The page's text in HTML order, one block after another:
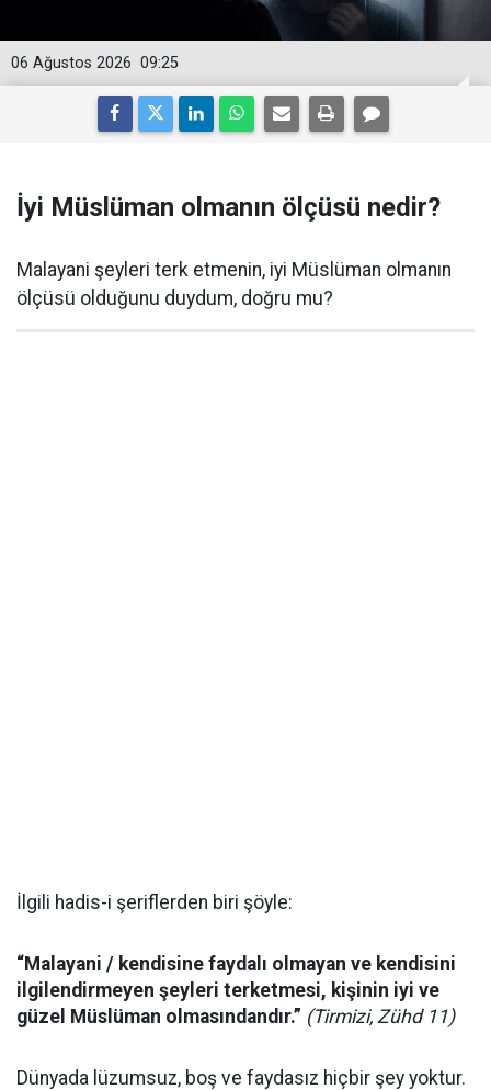
09:25
06 Ağustos 2026
İyi Müslüman olmanın ölçüsü nedir?
Malayani şeyleri terk etmenin, iyi Müslüman olmanın
ölçüsü olduğunu duydum, doğru mu?
İlgili hadis-i şeriflerden biri şöyle:
“Malayani / kendisine faydalı olmayan ve kendisini
ilgilendirmeyen şeyleri terketmesi, kişinin iyi ve
güzel Müslüman olmasındandır.” (Tirmizi, Zühd 11)
Dünyada lüzumsuz, boş ve faydasız hiçbir şey yoktur.